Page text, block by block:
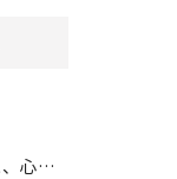
エアコンの水漏れ、心配ですよね。